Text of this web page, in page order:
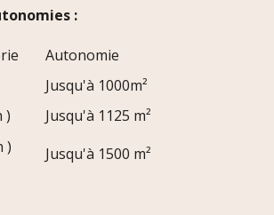
:
Autonomie
Jusqu'à 1000m²
)
Jusqu'à 1125 m²
)
Jusqu'à 1500 m²